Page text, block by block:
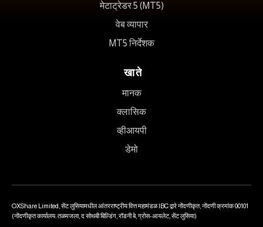
मेटाट्रेडर 5 (MT5)
वेब व्यापार
MT5 निर्देशक
खाते
मानक
क्लासिक
व्हीआयपी
डेमो
OXShare Limited, सेंट लुसियामधील आंतरराष्ट्रीय वित्त महामंडळ IBC द्वारे नोंदणीकृत, नोंदणी क्रमांक 00101
(नोंदणीकृत कार्यालय: तळमजला, द सोथबी बिल्डिंग, रॉडनी बे, ग्रोस-आयलेट, सेंट लुसिया)